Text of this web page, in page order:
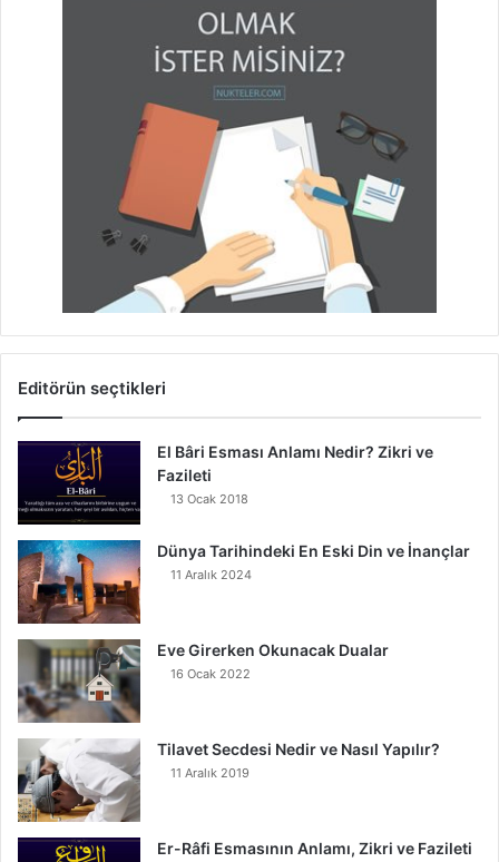
Editörün seçtikleri
El Bâri Esması Anlamı Nedir? Zikri ve
Fazileti
13 Ocak 2018
Dünya Tarihindeki En Eski Din ve İnançlar
11 Aralık 2024
Eve Girerken Okunacak Dualar
16 Ocak 2022
Tilavet Secdesi Nedir ve Nasıl Yapılır?
11 Aralık 2019
Er-Râfi Esmasının Anlamı, Zikri ve Fazileti